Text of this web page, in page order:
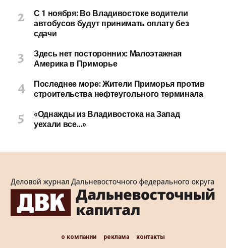
С 1 ноября: Во Владивостоке водители
автобусов будут принимать оплату без
сдачи
Здесь нет посторонних: Малоэтажная
Америка в Приморье
Последнее море: Жители Приморья против
строительства нефтеугольного терминала
«Однажды из Владивостока на Запад
уехали все…»
о компании реклама контакты